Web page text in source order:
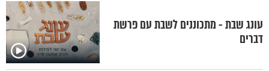
עונג שבת - מתכוננים לשבת עם פרשת
דברים